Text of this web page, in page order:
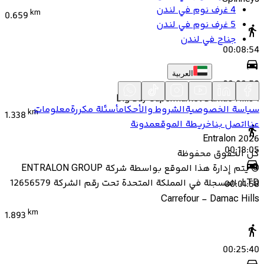
0.659 km
00:08:54
00:00:58
Big Buy Supermarket Damac Hills 1
1.338 km
00:18:05
00:01:58
Carrefour - Damac Hills
1.893 km
00:25:40
4 غرف نوم في لندن
5 غرف نوم في لندن
جناح في لندن
العربية
سياسة الخصوصيةالشروط والأحكامأسئلة مكررةمعلومات
عنااتصل بناخريطة الموقعمدونة
2026
كل الحقوق محفوظة
©
يتم إدارة هذا الموقع بواسطة شركة ENTRALON GROUP
LTD، المسجلة في المملكة المتحدة تحت رقم الشركة 12656579